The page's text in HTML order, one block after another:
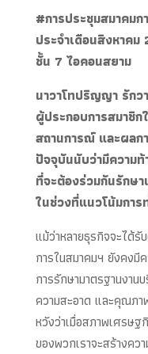
#การประชุมสมาคมก
ประจำเดือนสิงหาค
ชั้น 7 ไอคอนสยาม
นาวาโทปริญญา รักว
ผู้ประกอบการสมาชิ
สถานการณ์ และผลก
ปัจจุบันนับว่ามีความ
ที่จะต้องร่วมกันรักษ
ในช่วงที่แนวโน้มกา
แม้ว่าหลายธุรกิจจะได้
การในสมาคมฯ ยังคงมี
การรักษามาตรฐานงาน
ความสะอาด และคุณภา
หวังว่าเมื่อสภาพเศรษ
ของพวกเราจะสร้างคว